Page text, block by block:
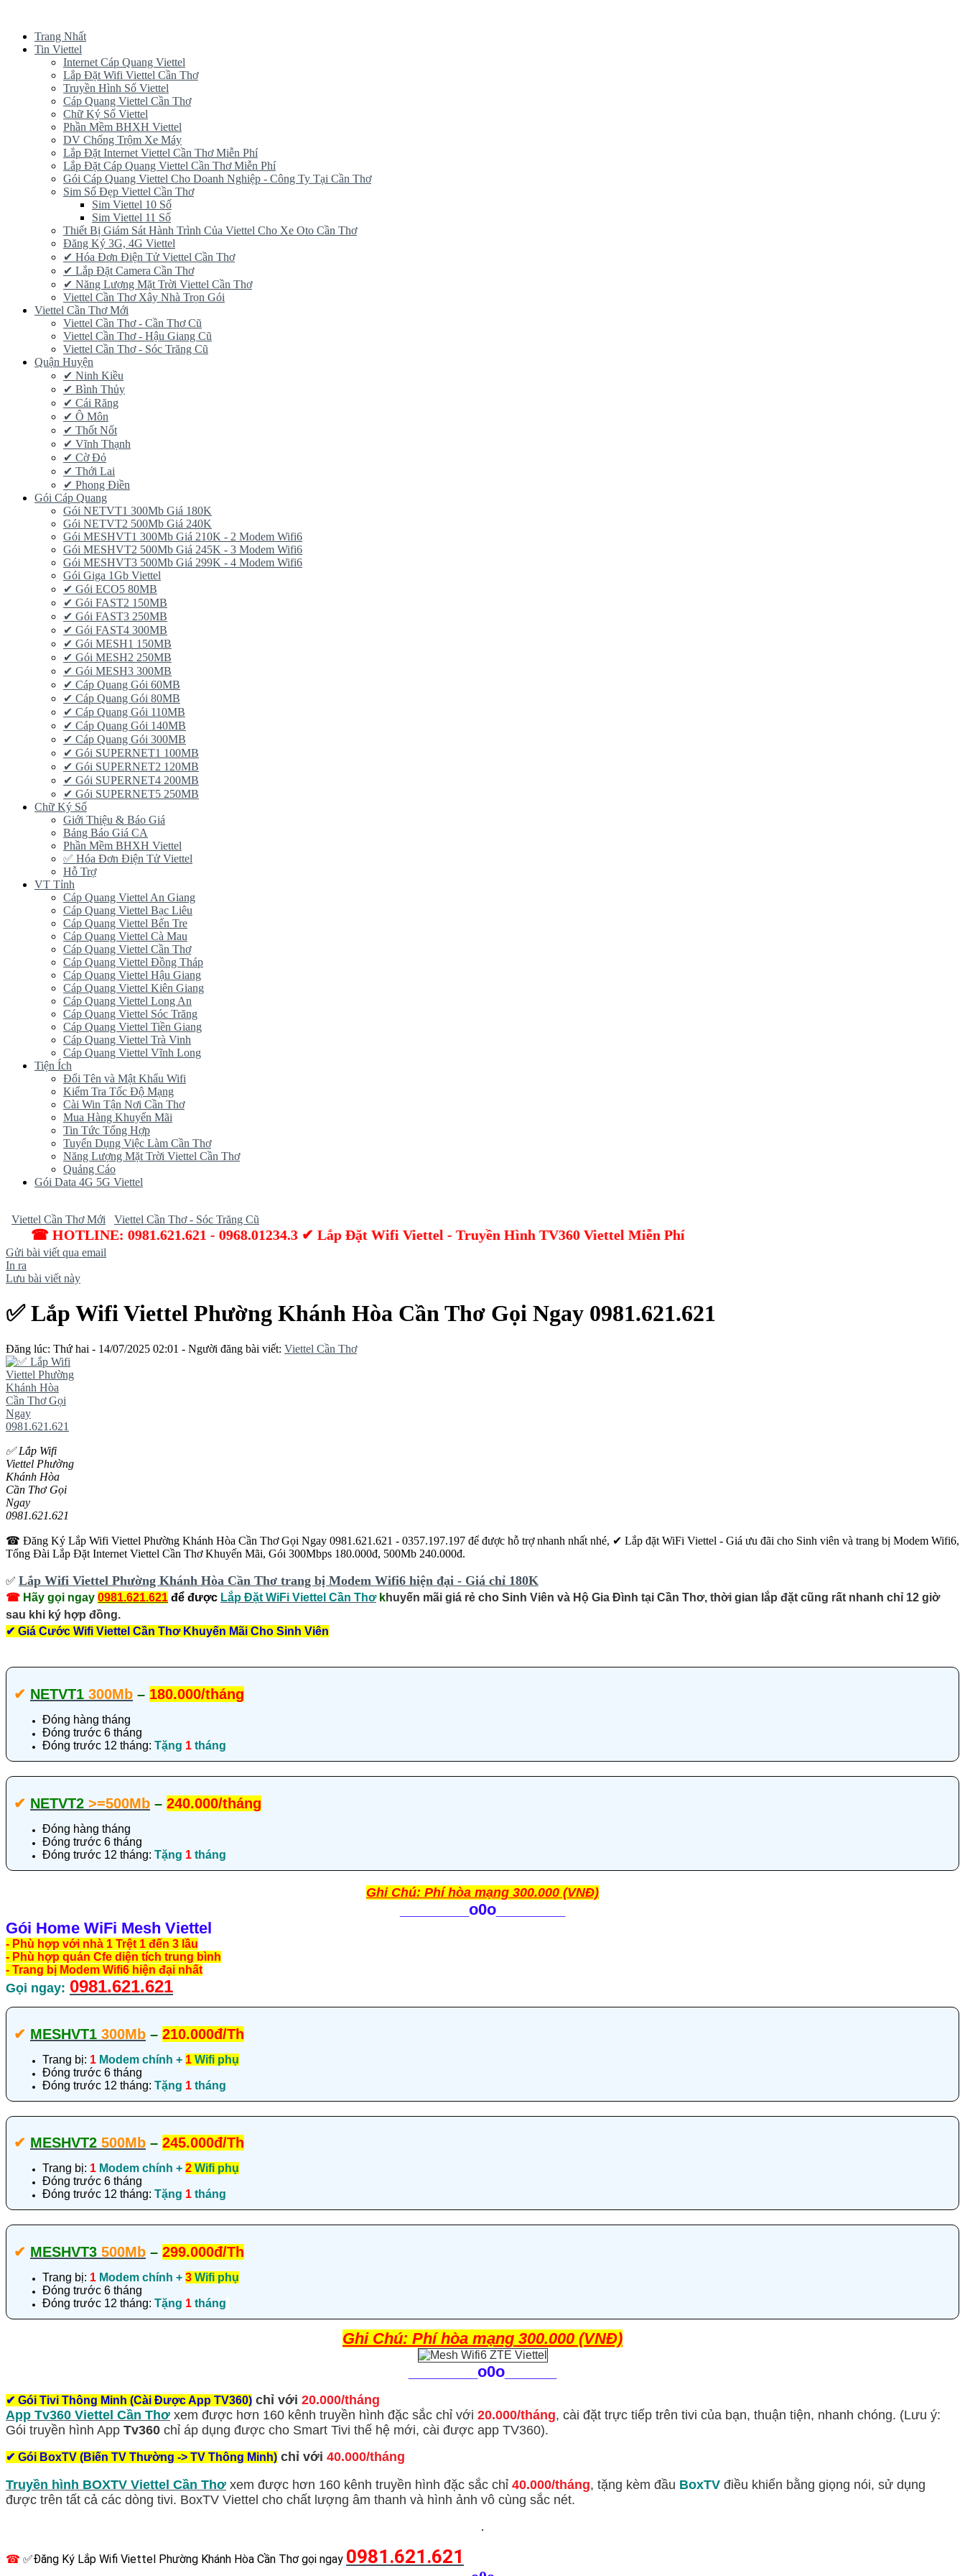
Trang Nhất
Tin Viettel
Internet Cáp Quang Viettel
Lắp Đặt Wifi Viettel Cần Thơ
Truyền Hình Số Viettel
Cáp Quang Viettel Cần Thơ
Chữ Ký Số Viettel
Phần Mềm BHXH Viettel
DV Chống Trộm Xe Máy
Lắp Đặt Internet Viettel Cần Thơ Miễn Phí
Lắp Đặt Cáp Quang Viettel Cần Thơ Miễn Phí
Gói Cáp Quang Viettel Cho Doanh Nghiệp - Công Ty Tại Cần Thơ
Sim Số Đẹp Viettel Cần Thơ
Sim Viettel 10 Số
Sim Viettel 11 Số
Thiết Bị Giám Sát Hành Trình Của Viettel Cho Xe Oto Cần Thơ
Đăng Ký 3G, 4G Viettel
✔‎ Hóa Đơn Điện Tử Viettel Cần Thơ
✔‎ Lắp Đặt Camera Cần Thơ
✔‎ Năng Lượng Mặt Trời Viettel Cần Thơ
Viettel Cần Thơ Xây Nhà Trọn Gói
Viettel Cần Thơ Mới
Viettel Cần Thơ - Cần Thơ Cũ
Viettel Cần Thơ - Hậu Giang Cũ
Viettel Cần Thơ - Sóc Trăng Cũ
Quận Huyện
✔ Ninh Kiều
✔ Bình Thủy
✔ Cái Răng
✔ Ô Môn
✔ Thốt Nốt
✔ Vĩnh Thạnh
✔ Cờ Đỏ
✔ Thới Lai
✔ Phong Điền
Gói Cáp Quang
Gói NETVT1 300Mb Giá 180K
Gói NETVT2 500Mb Giá 240K
Gói MESHVT1 300Mb Giá 210K - 2 Modem Wifi6
Gói MESHVT2 500Mb Giá 245K - 3 Modem Wifi6
Gói MESHVT3 500Mb Giá 299K - 4 Modem Wifi6
Gói Giga 1Gb Viettel
✔ Gói ECO5 80MB
✔ Gói FAST2 150MB
✔ Gói FAST3 250MB
✔ Gói FAST4 300MB
✔ Gói MESH1 150MB
✔ Gói MESH2 250MB
✔ Gói MESH3 300MB
✔ Cáp Quang Gói 60MB
✔ Cáp Quang Gói 80MB
✔ Cáp Quang Gói 110MB
✔ Cáp Quang Gói 140MB
✔ Cáp Quang Gói 300MB
✔ Gói SUPERNET1 100MB
✔ Gói SUPERNET2 120MB
✔ Gói SUPERNET4 200MB
✔ Gói SUPERNET5 250MB
Chữ Ký Số
Giới Thiệu & Báo Giá
Bảng Báo Giá CA
Phần Mềm BHXH Viettel
✅‎ Hóa Đơn Điện Tử Viettel
Hỗ Trợ
VT Tỉnh
Cáp Quang Viettel An Giang
Cáp Quang Viettel Bạc Liêu
Cáp Quang Viettel Bến Tre
Cáp Quang Viettel Cà Mau
Cáp Quang Viettel Cần Thơ
Cáp Quang Viettel Đồng Tháp
Cáp Quang Viettel Hậu Giang
Cáp Quang Viettel Kiên Giang
Cáp Quang Viettel Long An
Cáp Quang Viettel Sóc Trăng
Cáp Quang Viettel Tiền Giang
Cáp Quang Viettel Trà Vinh
Cáp Quang Viettel Vĩnh Long
Tiện Ích
Đổi Tên và Mật Khẩu Wifi
Kiểm Tra Tốc Độ Mạng
Cài Win Tận Nơi Cần Thơ
Mua Hàng Khuyến Mãi
Tin Tức Tổng Hợp
Tuyển Dụng Việc Làm Cần Thơ
Năng Lượng Mặt Trời Viettel Cần Thơ
Quảng Cáo
Gói Data 4G 5G Viettel
Viettel Cần Thơ Mới Viettel Cần Thơ - Sóc Trăng Cũ
☎ HOTLINE: 0981.621.621 - 0968.01234.3 ✔ Lắp Đặt Wifi Viettel - Truyền Hình TV360 Viettel Miễn Phí
Gửi bài viết qua email
In ra
Lưu bài viết này
✅ Lắp Wifi Viettel Phường Khánh Hòa Cần Thơ Gọi Ngay 0981.621.621
Đăng lúc: Thứ hai - 14/07/2025 02:01 - Người đăng bài viết: Viettel Cần Thơ
✅ Lắp Wifi
Viettel Phường
Khánh Hòa
Cần Thơ Gọi
Ngay
0981.621.621
☎ Đăng Ký Lắp Wifi Viettel Phường Khánh Hòa Cần Thơ Gọi Ngay 0981.621.621 - 0357.197.197 để được hỗ trợ nhanh nhất nhé, ✔ ‎Lắp đặt WiFi Viettel - Giá ưu đãi cho Sinh viên và trang bị Modem Wifi6,
Tổng Đài Lắp Đặt Internet Viettel Cần Thơ Khuyến Mãi, Gói 300Mbps 180.000đ, 500Mb 240.000đ.
✅ Lắp Wifi Viettel Phường Khánh Hòa Cần Thơ trang bị Modem Wifi6 hiện đại - Giá chỉ 180K
☎ Hãy gọi ngay 0981.621.621 để được Lắp Đặt WiFi Viettel Cần Thơkhuyến mãi giá rẻ cho Sinh Viên và Hộ Gia Đình tại Cần Thơ, thời gian lắp đặt cũng rất nhanh chỉ 12 giờ
sau khi ký hợp đồng.
✔ Giá Cước Wifi Viettel Cần Thơ Khuyến Mãi Cho Sinh Viên
✔‎ NETVT1 300Mb – 180.000/tháng
Đóng hàng tháng
Đóng trước 6 tháng
Đóng trước 12 tháng: Tặng 1 tháng
✔‎ NETVT2 >=500Mb – 240.000/tháng
Đóng hàng tháng
Đóng trước 6 tháng
Đóng trước 12 tháng: Tặng 1 tháng
Ghi Chú: Phí hòa mạng 300.000 (VNĐ)
o0o________
Gói Home WiFi Mesh Viettel
- Phù hợp với nhà 1 Trệt 1 đến 3 lầu
- Phù hợp quán Cfe diện tích trung bình
- Trang bị Modem Wifi6 hiện đại nhất
Gọi ngay: 0981.621.621
✔‎ MESHVT1 300Mb – 210.000đ/Th
Trang bị: 1 Modem chính + 1 Wifi phụ
Đóng trước 6 tháng
Đóng trước 12 tháng: Tặng 1 tháng
✔‎ MESHVT2 500Mb – 245.000đ/Th
Trang bị: 1 Modem chính + 2 Wifi phụ
Đóng trước 6 tháng
Đóng trước 12 tháng: Tặng 1 tháng
✔‎ MESHVT3 500Mb – 299.000đ/Th
Trang bị: 1 Modem chính + 3 Wifi phụ
Đóng trước 6 tháng
Đóng trước 12 tháng: Tặng 1 tháng
Ghi Chú: Phí hòa mạng 300.000 (VNĐ)
o0o______
✔ Gói Tivi Thông Minh (Cài Được App TV360) chỉ với 20.000/tháng
App Tv360 Viettel Cần Thơ xem được hơn 160 kênh truyền hình đặc sắc chỉ với 20.000/tháng, cài đặt trực tiếp trên tivi của bạn, thuận tiện, nhanh chóng. (Lưu ý:
Gói truyền hình App Tv360 chỉ áp dụng được cho Smart Tivi thế hệ mới, cài được app TV360).
✔ Gói BoxTV (Biến TV Thường -> TV Thông Minh) chỉ với 40.000/tháng
Truyền hình BOXTV Viettel Cần Thơ xem được hơn 160 kênh truyền hình đặc sắc chỉ 40.000/tháng, tặng kèm đầu BoxTV điều khiển bằng giọng nói, sử dụng
được trên tất cả các dòng tivi. BoxTV Viettel cho chất lượng âm thanh và hình ảnh vô cùng sắc nét.
☎ ✅‎Đăng Ký Lắp Wifi Viettel Phường Khánh Hòa Cần Thơ gọi ngay 0981.621.621